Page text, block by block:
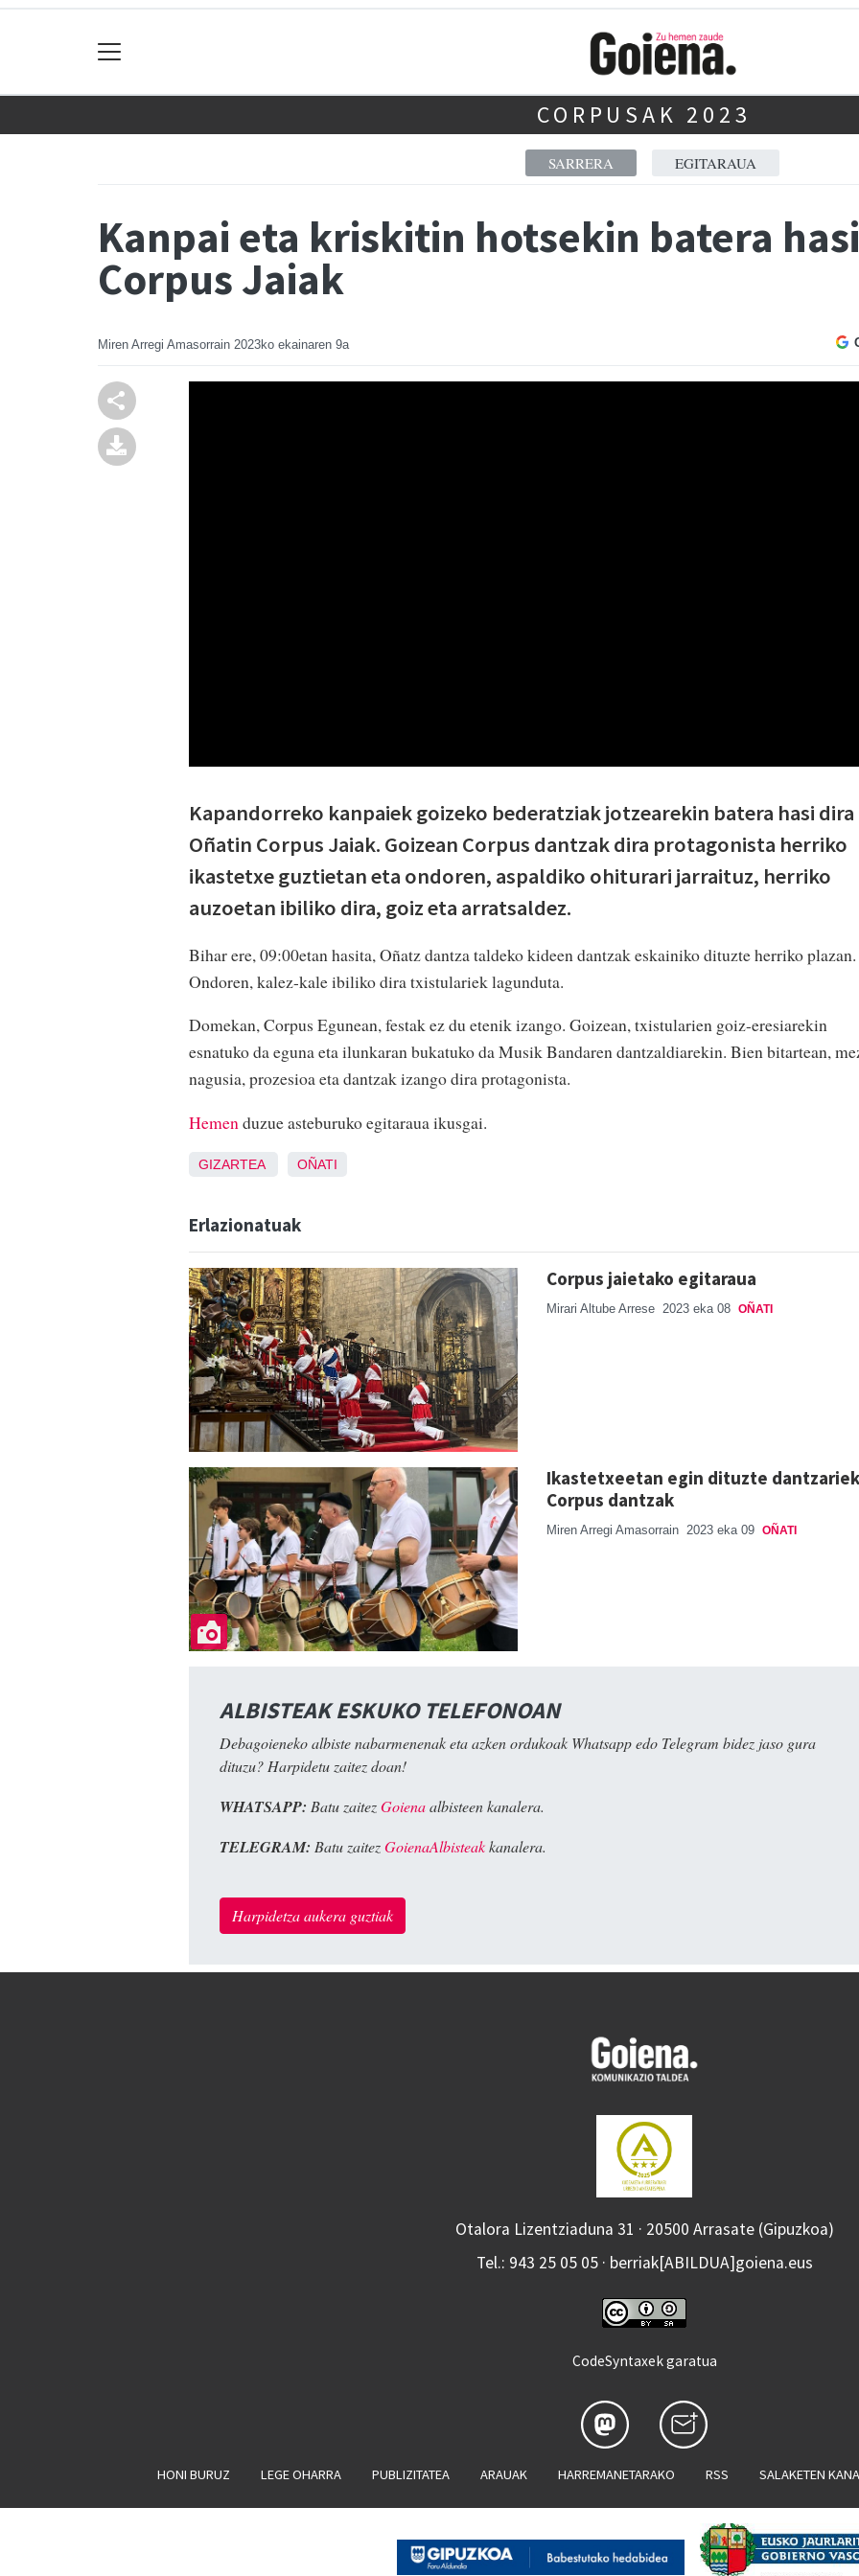
CORPUSAK 2023
SARRERA EGITARAUA
Kanpai eta kriskitin hotsekin batera
Corpus Jaiak
Miren Arregi Amasorrain 2023ko ekainaren 9a
Kapandorreko kanpaiek goizeko bederatziak jotzearekin batera hasi dira
Oñatin Corpus Jaiak. Goizean Corpus dantzak dira protagonista herriko
ikastetxe guztietan eta ondoren, aspaldiko ohiturari jarraituz, herriko
auzoetan ibiliko dira, goiz eta arratsaldez.
Bihar ere, 09:00etan hasita, Oñatz dantza taldeko kideen dantzak eskainiko dituzte herriko plazan.
Ondoren, kalez-kale ibiliko dira txistulariek lagunduta.
Domekan, Corpus Egunean, festak ez du etenik izango. Goizean, txistularien goiz-eresiarekin
esnatuko da eguna eta ilunkaran bukatuko da Musik Bandaren dantzaldiarekin. Bien bitartean,
nagusia, prozesioa eta dantzak izango dira protagonista.
Hemenduzue asteburuko egitaraua ikusgai.
GIZARTEA OÑATI
Erlazionatuak
Corpus jaietako egitaraua
Mirari Altube Arrese 2023 eka 08 OÑATI
Ikastetxeetan egin dituzte dantzariek
Corpus dantzak
Miren Arregi Amasorrain 2023 eka 09 OÑATI
ALBISTEAK ESKUKO TELEFONOAN
Debagoieneko albiste nabarmenenak eta azken ordukoak Whatsapp edo Telegram bidez jaso gura
dituzu? Harpidetu zaitez doan!
WHATSAPP: Batu zaitezGoienaalbisteen kanalera.
TELEGRAM: Batu zaitezGoienaAlbisteakkanalera.
Harpidetza aukera guztiak
Otalora Lizentziaduna 31 · 20500 Arrasate (Gipuzkoa)
Tel.: 943 25 05 05 · berriak[ABILDUA]goiena.eus
CodeSyntaxek garatua
HONI BURUZ LEGE OHARRA PUBLIZITATEA ARAUAK HARREMANETARAKO RSS SALAKETEN